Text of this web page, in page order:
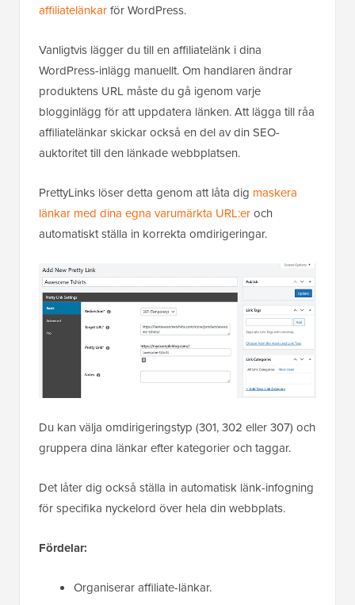
affiliatelänkarför WordPress.
Vanligtvis lägger du till en affiliatelänk i dina
WordPress-inlägg manuellt. Om handlaren ändrar
produktens URL måste du gå igenom varje
blogginlägg för att uppdatera länken. Att lägga till råa
affiliatelänkar skickar också en del av din SEO-
auktoritet till den länkade webbplatsen.
PrettyLinks löser detta genom att låta dig maskera
länkar med dina egna varumärkta URL:eroch
automatiskt ställa in korrekta omdirigeringar.
Du kan välja omdirigeringstyp (301, 302 eller 307) och
gruppera dina länkar efter kategorier och taggar.
Det låter dig också ställa in automatisk länk-infogning
för specifika nyckelord över hela din webbplats.
Fördelar:
Organiserar affiliate-länkar.